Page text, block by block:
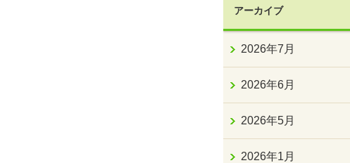
アーカイブ
2026年7月
2026年6月
2026年5月
2026年1月